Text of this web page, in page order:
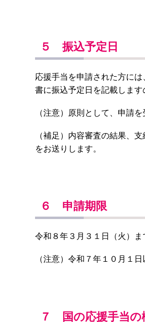
５ 振込予定日
応援手当を申請された方に
書に振込予定日を記載します
（注意）原則として、申請
（補足）内容審査の結果、
をお送りします。
６ 申請期限
令和８年３月３１日（火）ま
（注意）令和７年１０月１
７ 国の応援手当の